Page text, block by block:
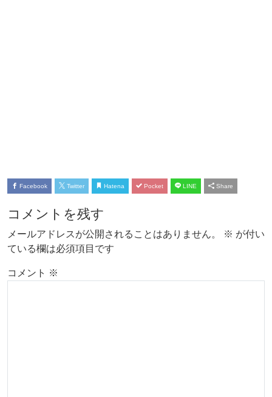
Facebook Twitter Hatena Pocket LINE Share
コメントを残す
メールアドレスが公開されることはありません。 ※ が付い
ている欄は必須項目です
コメント ※